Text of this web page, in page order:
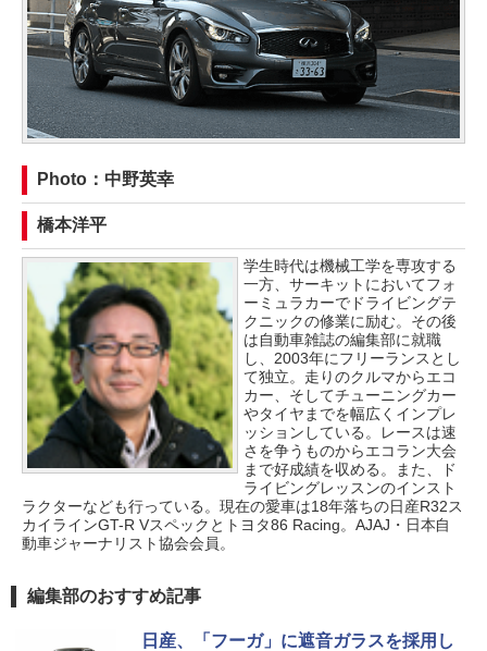
Photo：中野英幸
橋本洋平
学生時代は機械工学を専攻する
一方、サーキットにおいてフォ
ーミュラカーでドライビングテ
クニックの修業に励む。その後
は自動車雑誌の編集部に就職
し、2003年にフリーランスとし
て独立。走りのクルマからエコ
カー、そしてチューニングカー
やタイヤまでを幅広くインプレ
ッションしている。レースは速
さを争うものからエコラン大会
まで好成績を収める。また、ド
ライビングレッスンのインスト
ラクターなども行っている。現在の愛車は18年落ちの日産R32ス
カイラインGT-R Vスペックとトヨタ86 Racing。AJAJ・日本自
動車ジャーナリスト協会会員。
編集部のおすすめ記事
日産、「フーガ」に遮音ガラスを採用し